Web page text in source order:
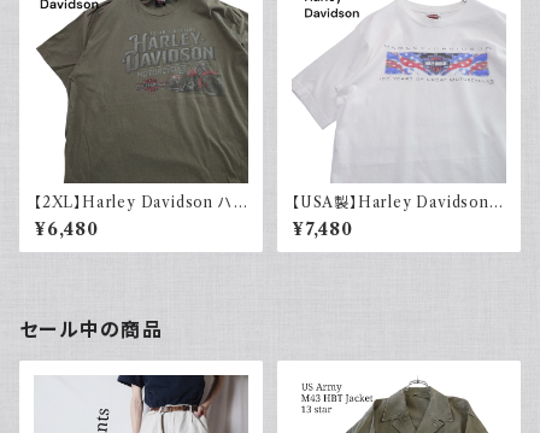
【2XL】Harley Davidson ハ
ーレーダビッドソン プリントTシ
ャツ 古着 カーキグリーン
¥6,480
【USA製】Harley Davidson
ハーレーダビッドソン プリントT
シャツ 古着 ホワイト 白 2002
年 100周年
¥7,480
セール中の商品